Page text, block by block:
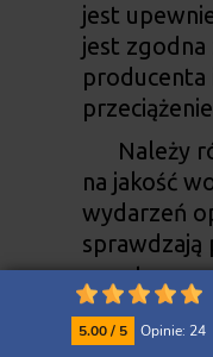
jest
jest zgodna
producenta
Należy
na jakość
wydarzeń
sprawdzają
oraz
higieniczne
przypadku
5.00 / 5 Opinie: 24